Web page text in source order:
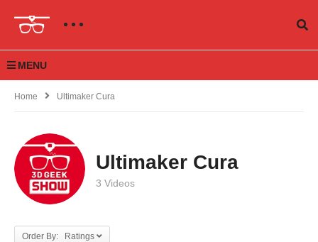
MENU
Home Ultimaker Cura
Ultimaker Cura
3 Videos
Order By: Ratings